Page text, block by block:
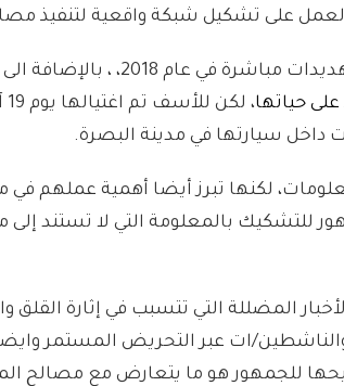
على تشكيل شبكة واقعية لتنفيذ
وعلى الرغم من توقف يعقوب عن المشاركة في المظاهرات بسبب
على حياتها
داخل سيارتها في مدينة البصرة.
لكنها تبرز أيضا أهمية عملهم في
بالمعلومة التي لا تستند إلى
المضللة التي تتسبب في إثارة القلق
ات عبر التحريض المستمر
للجمهور هو ما يتعارض مع مصالح